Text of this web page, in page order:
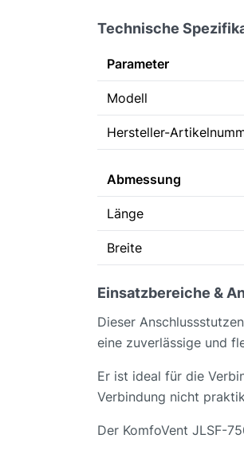
Technische
Parameter
Modell
Hersteller-
Abmessung
Länge
Breite
Einsatzbereiche &
Dieser
eine zuverlässige und
Er ist ideal für die
Verbindung nicht
Der KomfoVent JLSF-